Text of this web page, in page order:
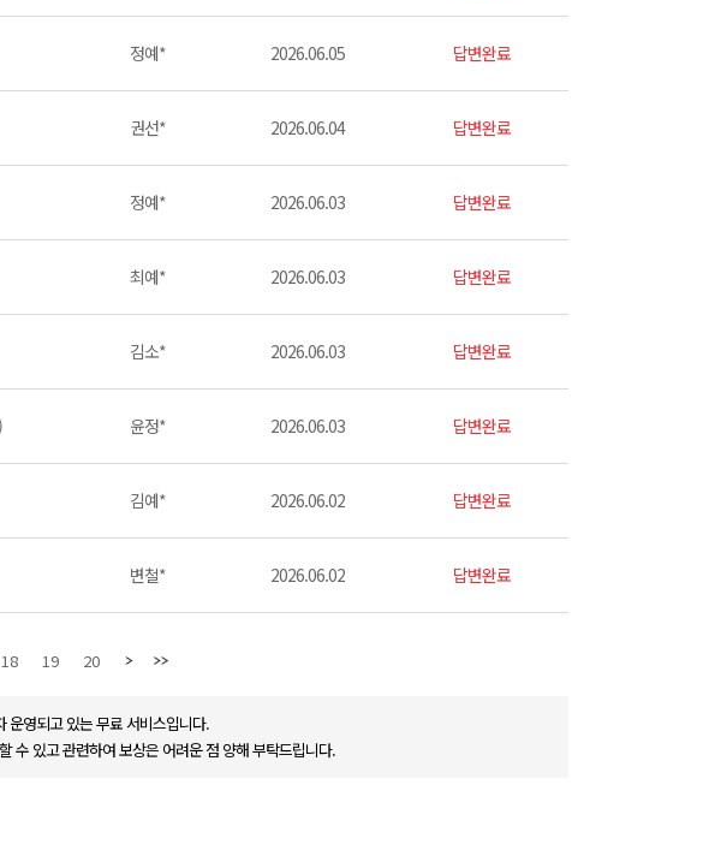
정예* 2026.06.05 답변완료
권선* 2026.06.04 답변완료
정예* 2026.06.03 답변완료
최예* 2026.06.03 답변완료
김소* 2026.06.03 답변완료
윤정* 2026.06.03 답변완료
김예* 2026.06.02 답변완료
변철* 2026.06.02 답변완료
18 19 20
영되고 있는 무료 서비스입니다.
수 있고 관련하여 보상은 어려운 점 양해 부탁드립니다.